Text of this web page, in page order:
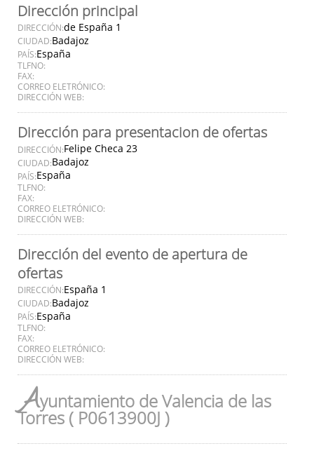
Dirección principal
DIRECCIÓN:de España 1
CIUDAD:Badajoz
PAÍS:España
TLFNO:
FAX:
CORREO ELETRÓNICO:
DIRECCIÓN WEB:
Dirección para presentacion de ofertas
DIRECCIÓN:Felipe Checa 23
CIUDAD:Badajoz
PAÍS:España
TLFNO:
FAX:
CORREO ELETRÓNICO:
DIRECCIÓN WEB:
Dirección del evento de apertura de
ofertas
DIRECCIÓN:España 1
CIUDAD:Badajoz
PAÍS:España
TLFNO:
FAX:
CORREO ELETRÓNICO:
DIRECCIÓN WEB:
Ayuntamiento de Valencia de las
Torres ( P0613900J )